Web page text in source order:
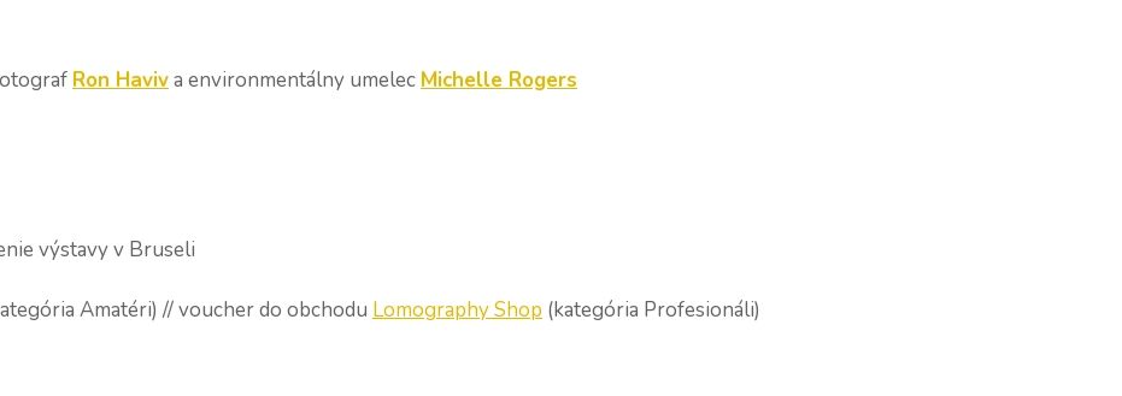
Ron Haviva environmentálny umelec Michelle Rogers
výstavy v Bruseli
Amatéri) // voucher do obchodu Lomography Shop (kategória Profesionáli)